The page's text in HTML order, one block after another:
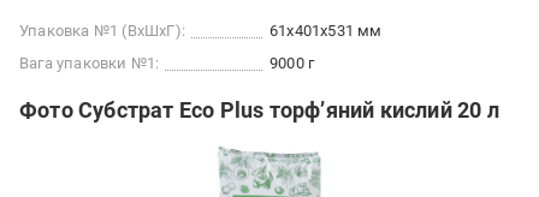
Упаковка №1 (ВхШхГ):
61x401x531 мм
Вага упаковки №1:
9000 г
Фото Субстрат Eco Plus торф’яний кислий 20 л